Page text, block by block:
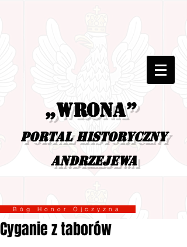
„Wrona”
portal historyczny
Andrzejewa
Honor Ojczyzna
Cyganie z taborów